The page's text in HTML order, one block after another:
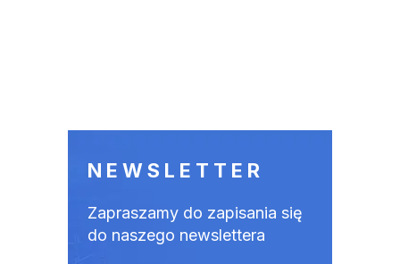
NEWSLETTER
Zapraszamy do zapisania się
do naszego newslettera